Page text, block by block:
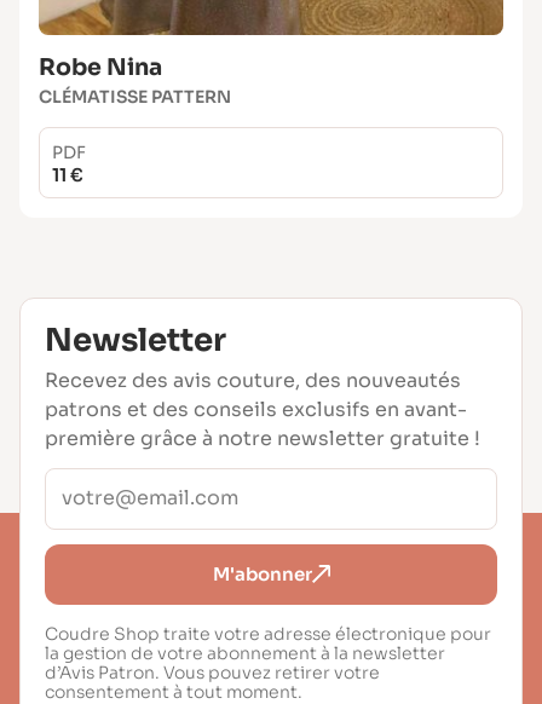
Robe Nina
CLÉMATISSE PATTERN
PDF
11 €
Newsletter
Recevez des avis couture, des nouveautés
patrons et des conseils exclusifs en avant-
première grâce à notre newsletter gratuite !
M'abonner
Coudre Shop traite votre adresse électronique pour
la gestion de votre abonnement à la newsletter
d’Avis Patron. Vous pouvez retirer votre
consentement à tout moment.